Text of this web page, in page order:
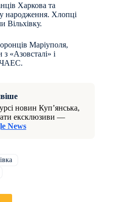
Харкова та
народження. Хлопці
Вільхівку.
Маріуполя,
«Азовсталі» і
ЧАЕС.
новин Куп’янська,
ексклюзиви —
News